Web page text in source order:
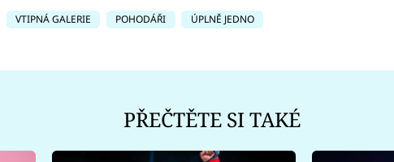
VTIPNÁ GALERIE POHODÁŘI ÚPLNĚ JEDNO
PŘEČTĚTE SI TAKÉ